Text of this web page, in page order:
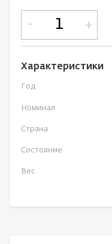
- +
Характеристики
Год
Номинал
Страна
Состояние
Вес